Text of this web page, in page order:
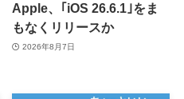
Apple、｢iOS 26.6.1｣をま
もなくリリースか
2026年8月7日